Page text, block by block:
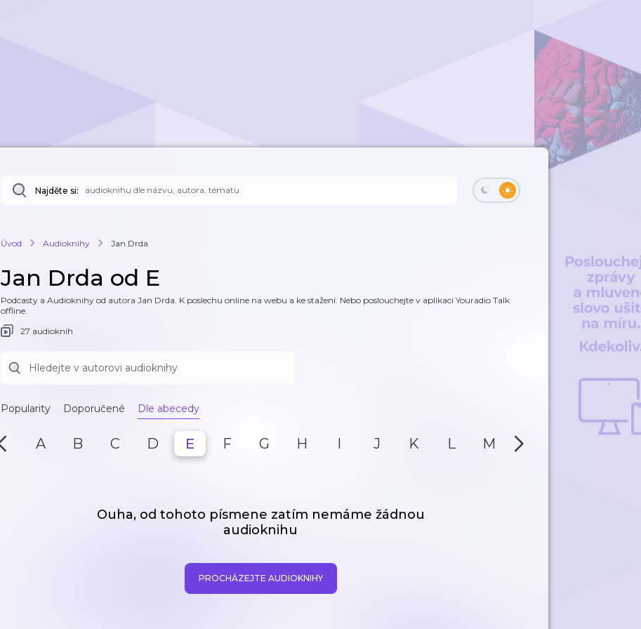
Najděte si:
Úvod Audioknihy Jan Drda
Jan Drda od E
Podcasty a Audioknihy od autora Jan Drda. K poslechu online na webu a ke stažení. Nebo poslouchejte v aplikaci Youradio Talk
offline.
27 audioknih
Popularity Doporučené Dle abecedy
A B C D E F G H I J K L M N
Ouha, od tohoto písmene zatím nemáme žádnou
audioknihu
PROCHÁZEJTE AUDIOKNIHY